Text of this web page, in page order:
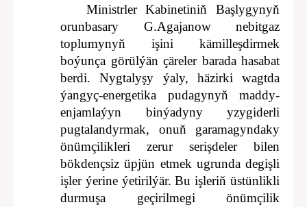
Ministrler Kabinetiniň Başlygynyň
orunbasary G.Agajanow nebitgaz
toplumynyň işini kämilleşdirmek
boýunça görülýän çäreler barada hasabat
berdi. Nygtalyşy ýaly, häzirki wagtda
ýangyç-energetika pudagynyň maddy-
enjamlaýyn binýadyny yzygiderli
pugtalandyrmak, onuň garamagyndaky
önümçilikleri zerur serişdeler bilen
bökdençsiz üpjün etmek ugrunda degişli
işler ýerine ýetirilýär. Bu işleriň üstünlikli
durmuşa geçirilmegi önümçilik